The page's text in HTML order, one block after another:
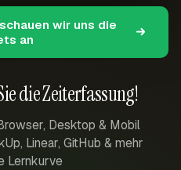
die Zeiterfassung!
Desktop & Mobil
Linear, GitHub & mehr
Lernkurve
wir uns die
an